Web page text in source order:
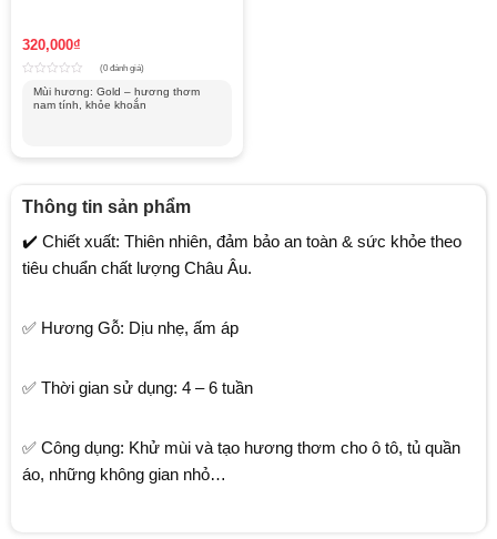
320,000₫
Rated
out
(0 đánh giá)
Mùi hương: Gold – hương thơm
nam tính, khỏe khoắn
Thông tin sản phẩm
✔️ Chiết xuất: Thiên nhiên, đảm bảo an toàn & sức khỏe theo
tiêu chuẩn chất lượng Châu Âu.
✅ Hương Gỗ: Dịu nhẹ, ấm áp
✅ Thời gian sử dụng: 4 – 6 tuần
✅ Công dụng: Khử mùi và tạo hương thơm cho ô tô, tủ quần
áo, những không gian nhỏ…